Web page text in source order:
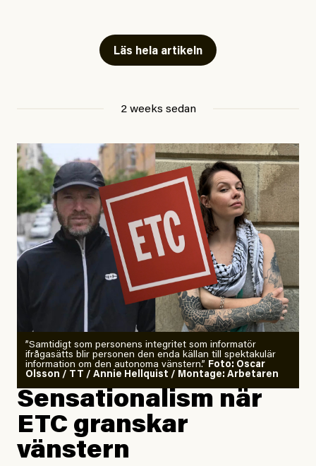
Läs hela artikeln
2 weeks sedan
”Samtidigt som personens integritet som informatör
ifrågasätts blir personen den enda källan till spektakulär
information om den autonoma vänstern.” Foto: Oscar
Olsson / TT / Annie Hellquist / Montage: Arbetaren
Sensationalism när
ETC granskar
vänstern